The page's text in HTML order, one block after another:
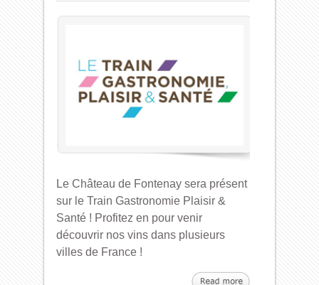
Le Château de Fontenay sera présent
sur le Train Gastronomie Plaisir &
Santé ! Profitez en pour venir
découvrir nos vins dans plusieurs
villes de France !